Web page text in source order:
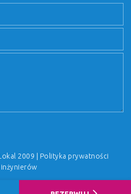
2009 | Polityka prywatności
inżynierów